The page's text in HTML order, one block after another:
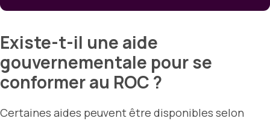
Existe-t-il une aide
gouvernementale pour se
conformer au ROC ?
Certaines aides peuvent être disponibles selon